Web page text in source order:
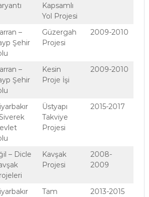
Kapsamlı
Yol Projesi
–
Şehir
Güzergah
Projesi
2009-2010
–
Şehir
Kesin
Proje İşi
2009-2010
Üstyapı
Takviye
Projesi
2015-2017
– Dicle
Kavşak
Projesi
2008-
2009
Tam
2013-2015